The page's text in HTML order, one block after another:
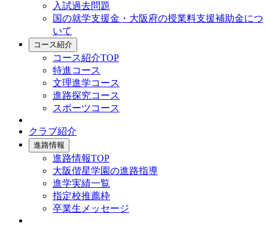
入試過去問題
国の就学支援金・大阪府の授業料支援補助金につ
いて
コース紹介
コース紹介TOP
特進コース
文理進学コース
進路探究コース
スポーツコース
クラブ紹介
進路情報
進路情報TOP
大阪偕星学園の進路指導
進学実績一覧
指定校推薦枠
卒業生メッセージ